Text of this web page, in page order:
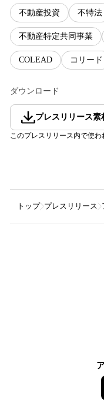
不動産投資 不特法
不動産特定共同事業
COLEAD コリード
ダウンロード
プレスリリース素
このプレスリリース内で使
トップ プレスリリース